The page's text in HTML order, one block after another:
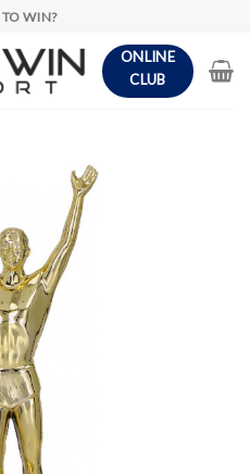
TO WIN?
ONLINE
CLUB